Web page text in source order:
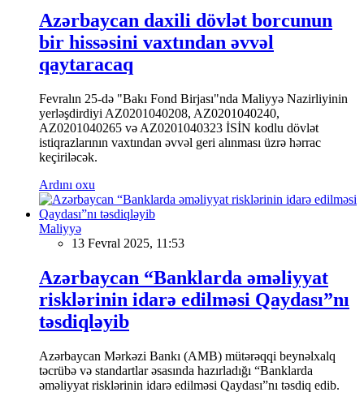
Azərbaycan daxili dövlət borcunun
bir hissəsini vaxtından əvvəl
qaytaracaq
Fevralın 25-də "Bakı Fond Birjası"nda Maliyyə Nazirliyinin
yerləşdirdiyi AZ0201040208, AZ0201040240,
AZ0201040265 və AZ0201040323 İSİN kodlu dövlət
istiqrazlarının vaxtından əvvəl geri alınması üzrə hərrac
keçiriləcək.
Ardını oxu
Maliyyə
13 Fevral 2025, 11:53
Azərbaycan “Banklarda əməliyyat
risklərinin idarə edilməsi Qaydası”nı
təsdiqləyib
Azərbaycan Mərkəzi Bankı (AMB) mütərəqqi beynəlxalq
təcrübə və standartlar əsasında hazırladığı “Banklarda
əməliyyat risklərinin idarə edilməsi Qaydası”nı təsdiq edib.